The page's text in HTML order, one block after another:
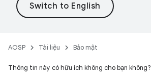
AOSP Tài liệu Bảo mật
Thông tin này có hữu ích không cho bạn không?